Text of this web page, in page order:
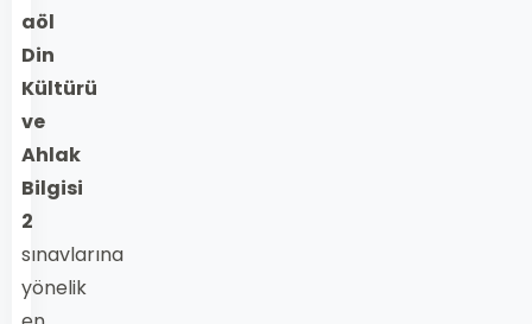
aöl
Din
Kültürü
ve
Ahlak
Bilgisi
2
sınavlarına
yönelik